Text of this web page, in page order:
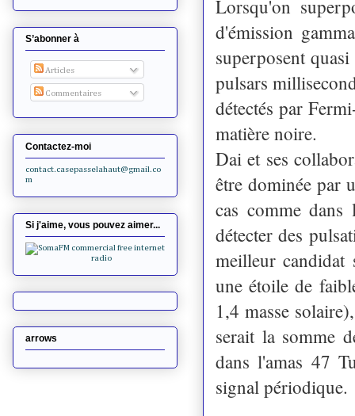
Lorsqu'on
d'émission
superposent
pulsars
détectés par
matière noire.
Dai et ses
être dominée par
cas comme
détecter des
meilleur candidat
une étoile de
1,4 masse
serait la somme
dans l'amas 47
signal périodique.
S’abonner à
Articles
Commentaires
Contactez-moi
contact.casepasselahaut@gmail.co
m
Si j'aime, vous pouvez aimer...
arrows